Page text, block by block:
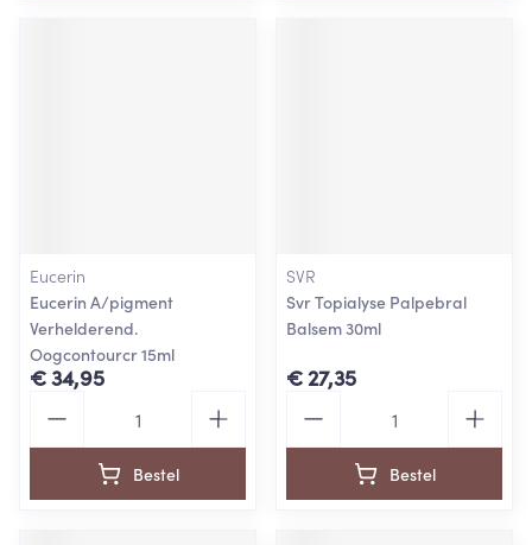
Eucerin
Eucerin A/pigment
Verhelderend.
Oogcontourcr 15ml
€ 34,95
Bestel
SVR
Svr Topialyse Palpebral
Balsem 30ml
€ 27,35
Bestel